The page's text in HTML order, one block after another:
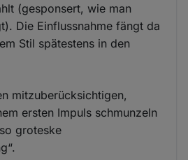
(gesponsert, wie man
Die Einflussnahme fängt da
Stil spätestens in den
mitzuberücksichtigen,
ersten Impuls schmunzeln
groteske